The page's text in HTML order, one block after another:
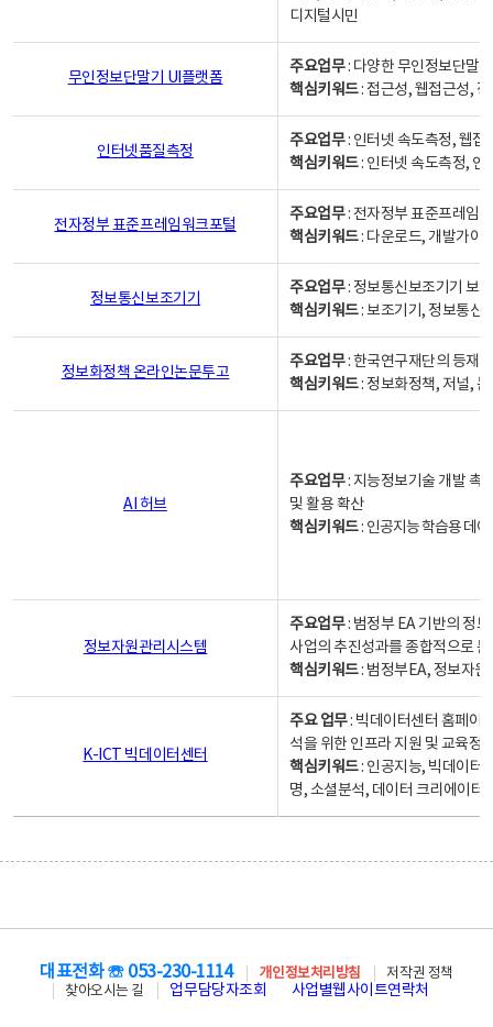
디지털시민
무인정보단말기 UI플랫폼
주요업무: 다양한 무인정보단말
핵심키워드: 접근성, 웹접근성,
인터넷품질측정
주요업무: 인터넷 속도측정, 웹접
핵심키워드: 인터넷 속도측정, 인
전자정부 표준프레임워크포털
주요업무: 전자정부 표준프레임
핵심키워드: 다운로드, 개발가이
정보통신보조기기
주요업무: 정보통신보조기기 보
핵심키워드: 보조기기, 정보통신
정보화정책 온라인논문투고
주요업무: 한국연구재단의 등재
핵심키워드: 정보화정책, 저널,
AI 허브
주요업무: 지능정보기술 개발 촉
및 활용 확산
핵심키워드: 인공지능 학습용 데
정보자원관리시스템
주요업무: 범정부 EA 기반의 정
사업의 추진성과를 종합적으로
핵심키워드: 범정부EA, 정보자
K-ICT 빅데이터센터
주요 업무: 빅데이터센터 홈페이
석을 위한 인프라 지원 및 교육정
핵심키워드: 인공지능, 빅데이터,
명, 소셜분석, 데이터 크리에이터
대표전화 ☏ 053-230-1114 개인정보처리방침
저작권 정책
찾아오시는 길
업무담당자조회 사업별웹사이트연락처